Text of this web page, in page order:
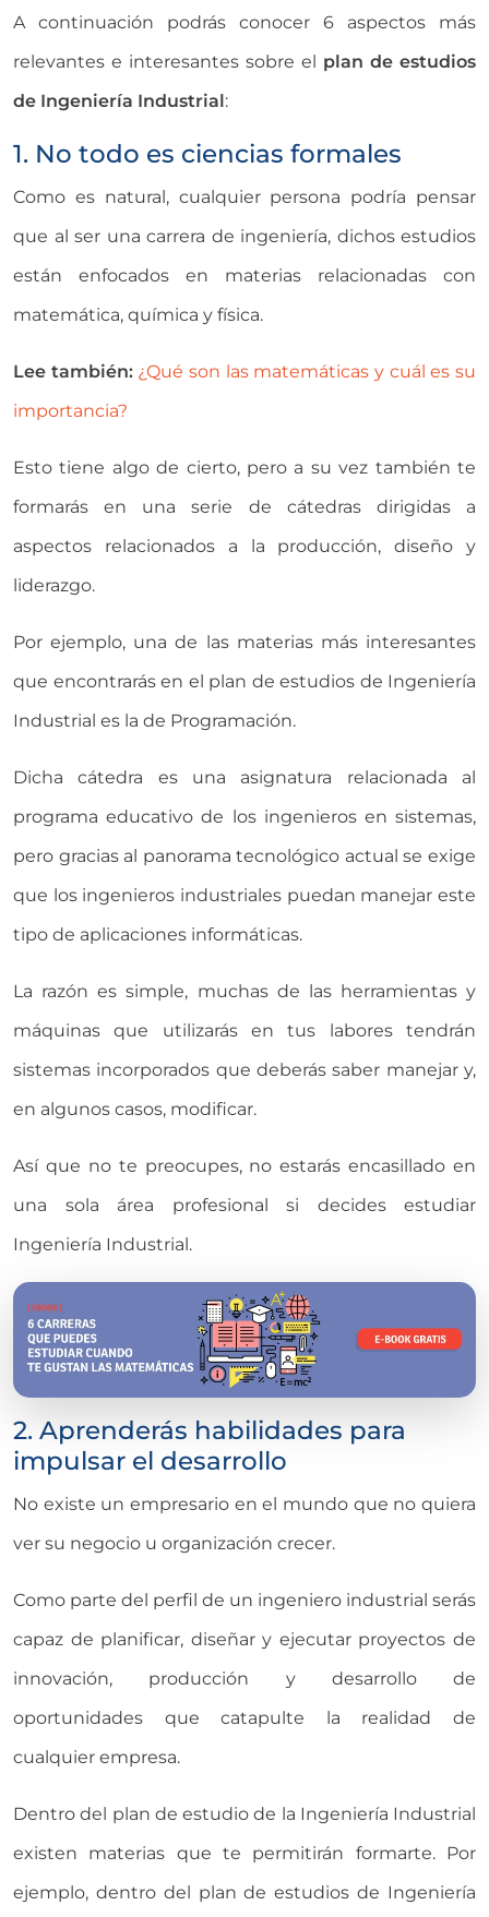
A continuación podrás conocer 6 aspectos más
relevantes e interesantes sobre el plan de estudios
de Ingeniería Industrial :
1. No todo es ciencias formales
Como es natural, cualquier persona podría pensar
que al ser una carrera de ingeniería, dichos estudios
están enfocados en materias relacionadas con
matemática, química y física.
Lee también: ¿Qué son las matemáticas y cuál es su
importancia?
Esto tiene algo de cierto, pero a su vez también te
formarás en una serie de cátedras dirigidas a
aspectos relacionados a la producción, diseño y
liderazgo.
Por ejemplo, una de las materias más interesantes
que encontrarás en el plan de estudios de Ingeniería
Industrial es la de Programación.
Dicha cátedra es una asignatura relacionada al
programa educativo de los ingenieros en sistemas,
pero gracias al panorama tecnológico actual se exige
que los ingenieros industriales puedan manejar este
tipo de aplicaciones informáticas.
La razón es simple, muchas de las herramientas y
máquinas que utilizarás en tus labores tendrán
sistemas incorporados que deberás saber manejar y,
en algunos casos, modificar.
Así que no te preocupes, no estarás encasillado en
una sola área profesional si decides estudiar
Ingeniería Industrial.
2. Aprenderás habilidades para
impulsar el desarrollo
No existe un empresario en el mundo que no quiera
ver su negocio u organización crecer.
Como parte del perfil de un ingeniero industrial serás
capaz de planificar, diseñar y ejecutar proyectos de
innovación, producción y desarrollo de
oportunidades que catapulte la realidad de
cualquier empresa.
Dentro del plan de estudio de la Ingeniería Industrial
existen materias que te permitirán formarte. Por
ejemplo, dentro del plan de estudios de Ingeniería